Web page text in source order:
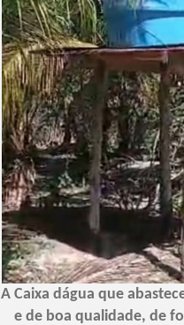
A Caixa dágua que
e de boa qualidade, de